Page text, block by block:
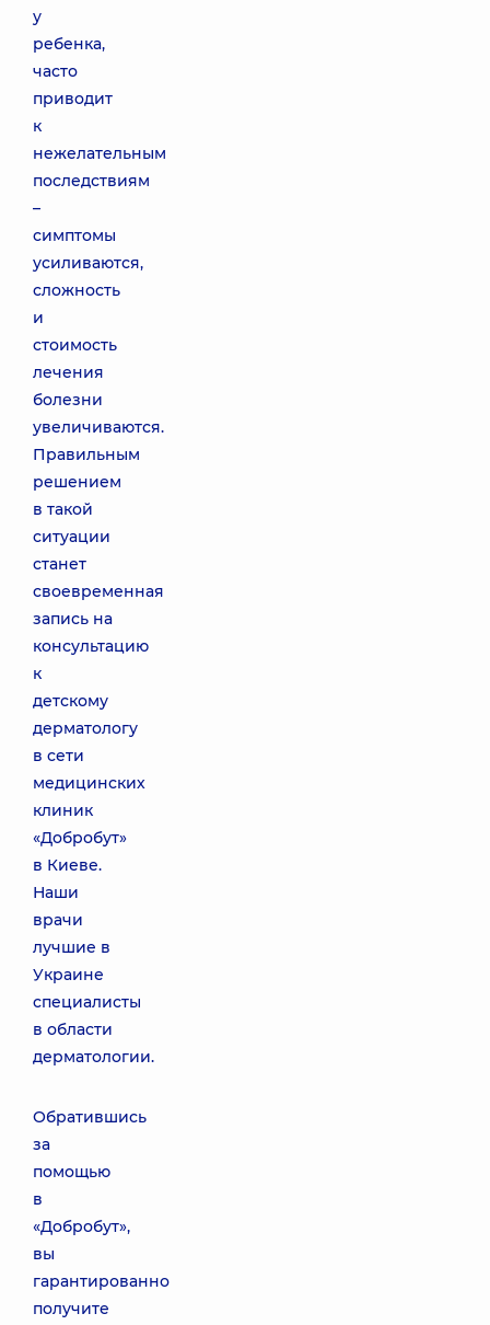
у
ребенка,
часто
приводит
к
нежелательным
последствиям
–
симптомы
усиливаются,
сложность
и
стоимость
лечения
болезни
увеличиваются.
Правильным
решением
в такой
ситуации
станет
своевременная
запись на
консультацию
к
детскому
дерматологу
в сети
медицинских
клиник
«Добробут»
в Киеве.
Наши
врачи
лучшие в
Украине
специалисты
в области
дерматологии.
Обратившись
за
помощью
в
«Добробут»,
вы
гарантированно
получите